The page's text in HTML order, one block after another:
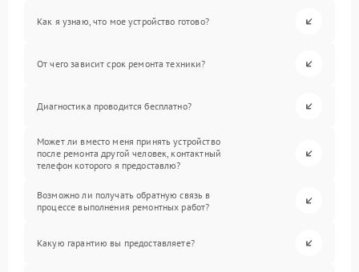
Как я узнаю, что мое устройство готово?
От чего зависит срок ремонта техники?
Диагностика проводится бесплатно?
Может ли вместо меня принять устройство
после ремонта другой человек, контактный
телефон которого я предоставлю?
Возможно ли получать обратную связь в
процессе выполнения ремонтных работ?
Какую гарантию вы предоставляете?